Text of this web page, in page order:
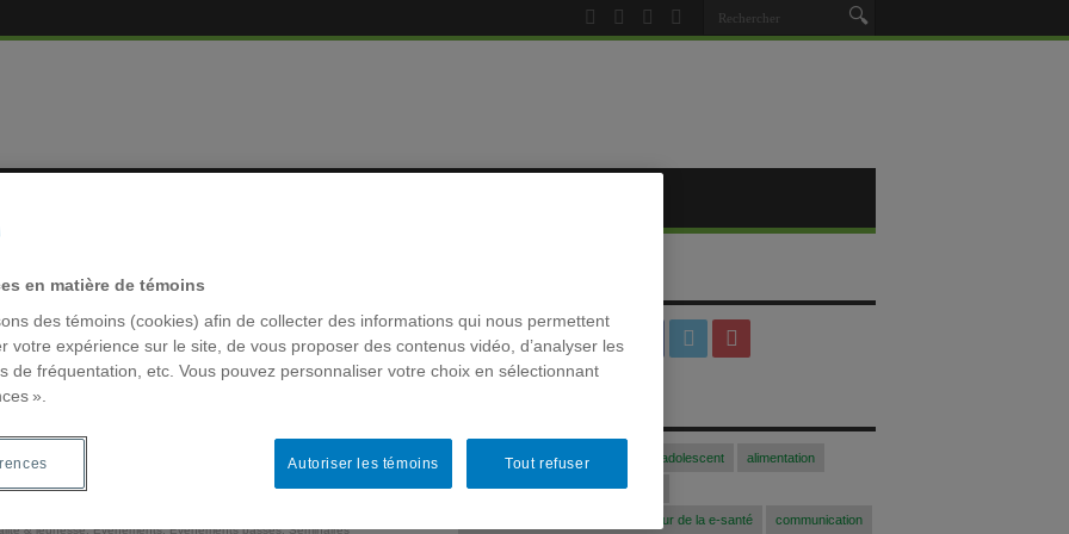
publicitaires
de promotion de
& jeunesse,Événements,Évènements passés,Séminaires
ACFAS Acfasalimado2017 adolescent alimentation
Archivage blogue Colloque
colloque la communication au coeur de la e-santé communication
en matière de témoins
des témoins (cookies) afin de collecter des informations qui nous permettent
votre expérience sur le site, de vous proposer des contenus vidéo, d’analyser les
de fréquentation, etc. Vous pouvez personnaliser votre choix en sélectionnant
».
Tout refuser
Autoriser les témoins